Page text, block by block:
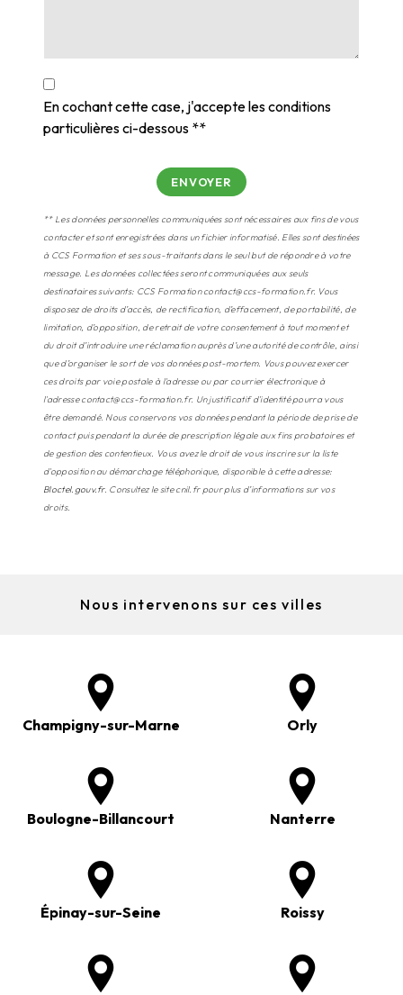
En cochant cette case, j'accepte les conditions
particulières ci-dessous **
ENVOYER
** Les données personnelles communiquées sont nécessaires aux fins de vous
contacter et sont enregistrées dans un fichier informatisé. Elles sont destinées
à CCS Formation et ses sous-traitants dans le seul but de répondre à votre
message. Les données collectées seront communiquées aux seuls
destinataires suivants: CCS Formation contact@ccs-formation.fr. Vous
disposez de droits d’accès, de rectification, d’effacement, de portabilité, de
limitation, d’opposition, de retrait de votre consentement à tout moment et
du droit d’introduire une réclamation auprès d’une autorité de contrôle, ainsi
que d’organiser le sort de vos données post-mortem. Vous pouvez exercer
ces droits par voie postale à l'adresse ou par courrier électronique à
l'adresse contact@ccs-formation.fr. Un justificatif d'identité pourra vous
être demandé. Nous conservons vos données pendant la période de prise de
contact puis pendant la durée de prescription légale aux fins probatoires et
de gestion des contentieux. Vous avez le droit de vous inscrire sur la liste
d'opposition au démarchage téléphonique, disponible à cette adresse:
Bloctel.gouv.fr. Consultez le site cnil.fr pour plus d’informations sur vos
droits.
Nous intervenons sur ces villes
Champigny-sur-Marne Orly
Boulogne-Billancourt Nanterre
Épinay-sur-Seine Roissy